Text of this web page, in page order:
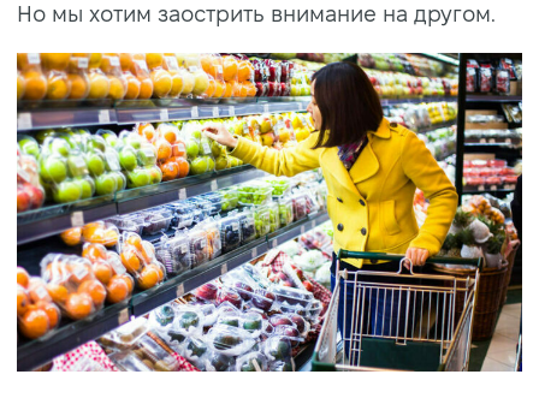
Но мы хотим заострить внимание на другом.